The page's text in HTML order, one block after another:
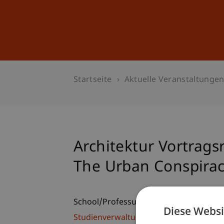
Startseite Aktuelle Veranstaltungen
Architektur
The Urban
School/Professur:
Studienverwaltung
Diese